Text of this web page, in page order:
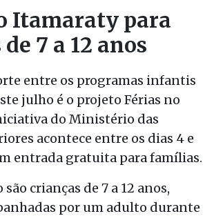
Itamaraty para
7 a 12 anos
entre os programas infantis
julho é o projeto Férias no
do Ministério das
acontece entre os dias 4 e
entrada gratuita para famílias.
crianças de 7 a 12 anos,
por um adulto durante